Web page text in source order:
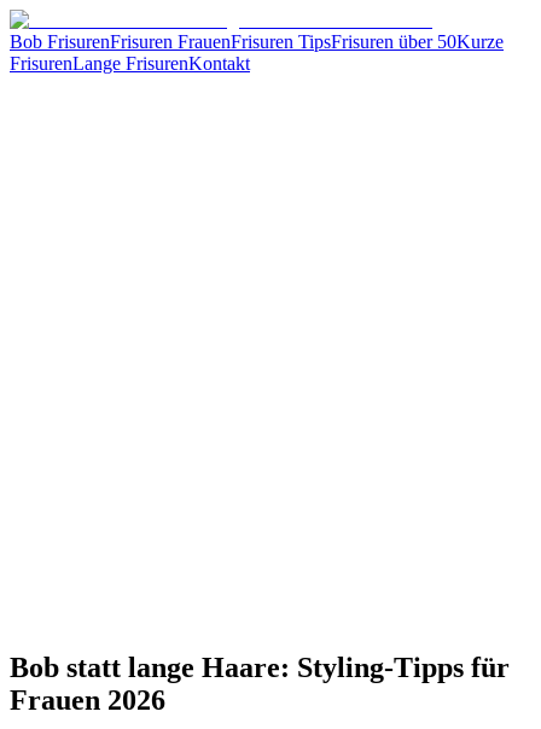
Bob FrisurenFrisuren FrauenFrisuren TipsFrisuren über 50Kurze
FrisurenLange FrisurenKontakt
Bob statt lange Haare: Styling-Tipps für
Frauen 2026